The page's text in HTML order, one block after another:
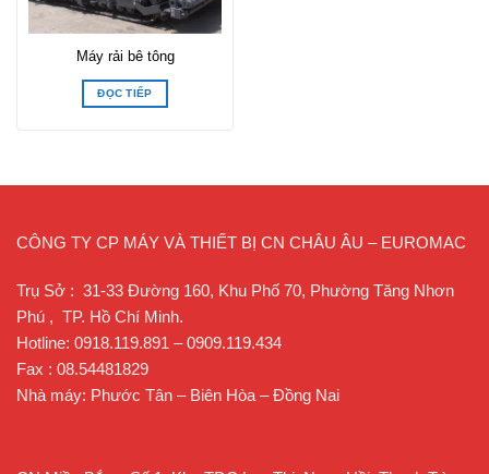
Máy rải bê tông
ĐỌC TIẾP
CÔNG TY CP MÁY VÀ THIẾT BỊ CN CHÂU ÂU – EUROMAC
Trụ Sở : 31-33 Đường 160, Khu Phố 70, Phường Tăng Nhơn
Phú , TP. Hồ Chí Minh.
Hotline: 0918.119.891 – 0909.119.434
Fax : 08.54481829
Nhà máy: Phước Tân – Biên Hòa – Đồng Nai